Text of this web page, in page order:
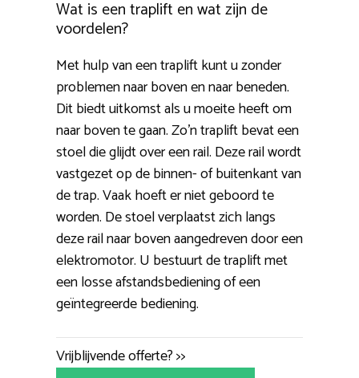
Wat is een traplift en wat zijn de
voordelen?
Met hulp van een traplift kunt u zonder
problemen naar boven en naar beneden.
Dit biedt uitkomst als u moeite heeft om
naar boven te gaan. Zo’n traplift bevat een
stoel die glijdt over een rail. Deze rail wordt
vastgezet op de binnen- of buitenkant van
de trap. Vaak hoeft er niet geboord te
worden. De stoel verplaatst zich langs
deze rail naar boven aangedreven door een
elektromotor. U bestuurt de traplift met
een losse afstandsbediening of een
geïntegreerde bediening.
Vrijblijvende offerte? >>